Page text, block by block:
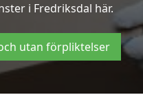
i Fredriksdal här.
utan förpliktelser